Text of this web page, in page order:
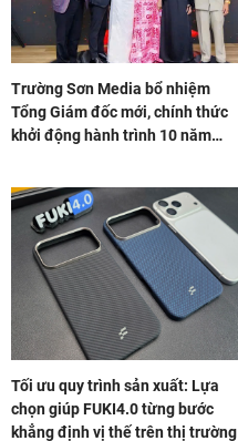
Trường Sơn Media bổ nhiệm
Tổng Giám đốc mới, chính thức
khởi động hành trình 10 năm
Tối ưu quy trình sản xuất: Lựa
chọn giúp FUKI4.0 từng bước
khẳng định vị thế trên thị trường